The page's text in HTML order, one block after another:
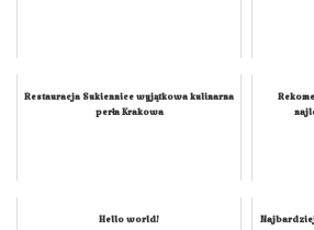
Restauracja Sukiennice wyjątkowa kulinarna
perła Krakowa
Hello world!